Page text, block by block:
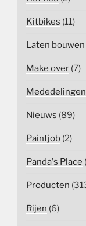
Kitbikes (11)
Laten bouwen
Make over (7)
Mededelingen
Nieuws (89)
Paintjob (2)
Panda's Place
Producten
Rijen (6)